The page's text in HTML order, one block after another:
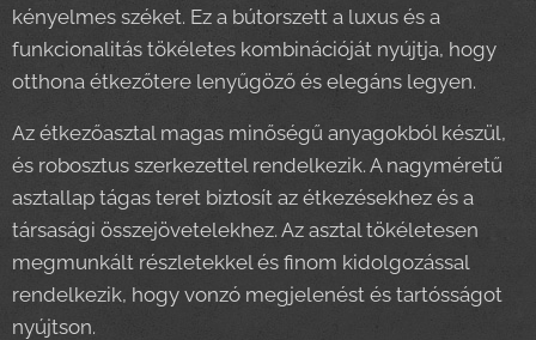
kényelmes széket. Ez a bútorszett a luxus és a
funkcionalitás tökéletes kombinációját nyújtja, hogy
otthona étkezőtere lenyűgöző és elegáns legyen.
Az étkezőasztal magas minőségű anyagokból készül,
és robosztus szerkezettel rendelkezik. A nagyméretű
asztallap tágas teret biztosít az étkezésekhez és a
társasági összejövetelekhez. Az asztal tökéletesen
megmunkált részletekkel és finom kidolgozással
rendelkezik, hogy vonzó megjelenést és tartósságot
nyújtson.